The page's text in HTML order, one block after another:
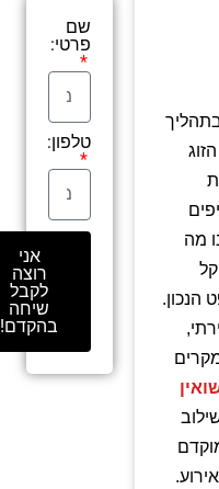
מה
הנכון.
שם
פרטי:
טלפון:
אני
רוצה
לקבל
שיחה
בהקדם!